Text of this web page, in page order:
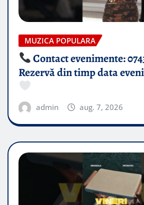
MUZICA POPULARA
Contact evenimente:
Rezervă din timp data
admin aug. 7, 2026